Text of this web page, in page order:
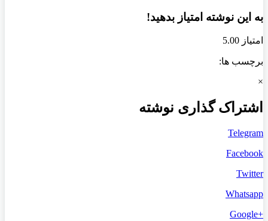
به این نوشته امتیاز بدهید!
امتیاز 5.00
برچسب ها:
×
اشتراک گذاری نوشته
Telegram
Facebook
Twitter
Whatsapp
+Google